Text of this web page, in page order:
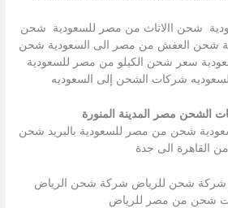
شحن االاثاث من مصر للسعودية شحن
شحن العفش من مصر الى السعودية شحن
سعر شحن الكيلو من مصر للسعودية
شركات الشحن إلى السعوديه
الشحن مصر المدينة المنورة
شحن من مصر للسعودية بالبريد شحن
من القاهرة الى جدة
شحن للرياض شركة شحن الرياض
شحن من مصر للرياض